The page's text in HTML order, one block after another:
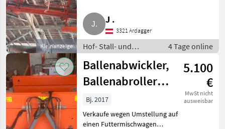
Kleinanzeige
guter Zustand inkl.
Kranschienen, sofort
einsatzbereit, VB, sowie
gesamten Dachstuh
J .
3321 Ardagger
Hof- Stall- und
Weidetechnik /
Heutechnik
4 Tage online
Ballenabwickler,
Ballenabroller,
Ballenauflöser
Auer
5.100
€
MwSt nicht
ausweisbar
Bj. 2017
Verkaufe wegen Umstellung auf
einen Futtermischwagen